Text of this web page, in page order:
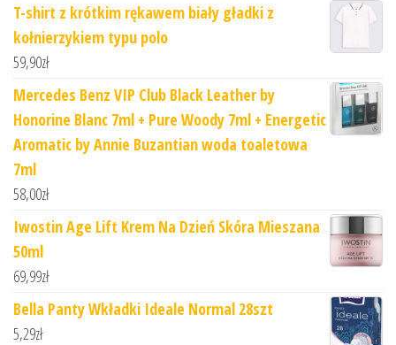
T-shirt z krótkim rękawem biały gładki z
kołnierzykiem typu polo
59,90zł
Mercedes Benz VIP Club Black Leather by
Honorine Blanc 7ml + Pure Woody 7ml + Energetic
Aromatic by Annie Buzantian woda toaletowa
7ml
58,00zł
Iwostin Age Lift Krem Na Dzień Skóra Mieszana
50ml
69,99zł
Bella Panty Wkładki Ideale Normal 28szt
5,29zł